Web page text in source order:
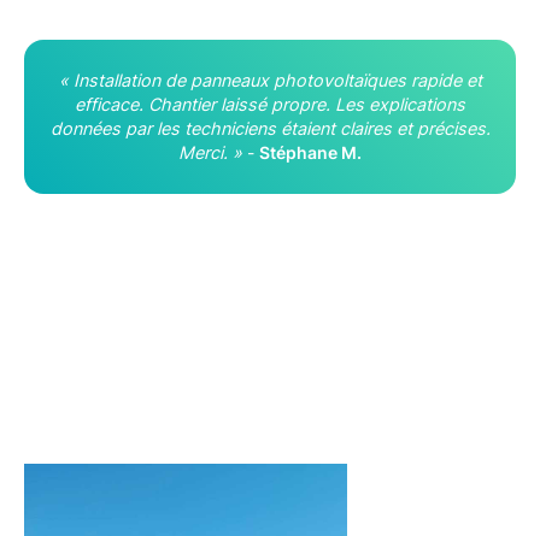
« Installation de panneaux photovoltaïques rapide et
efficace. Chantier laissé propre. Les explications
données par les techniciens étaient claires et précises.
Merci. » - Stéphane M.